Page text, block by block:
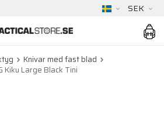
SEK
Knivar med fast blad
Kiku Large Black Tini